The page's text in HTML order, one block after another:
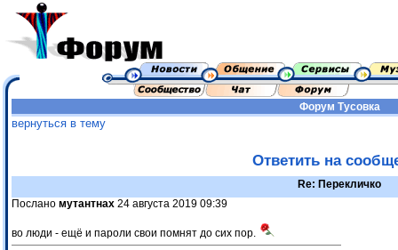
Форум Тусовка
вернуться в тему
Ответить на
Re: Перекличко
Послано мутантнах 24 августа 2019 09:39
во люди - ещё и пароли свои помнят до сих пор.